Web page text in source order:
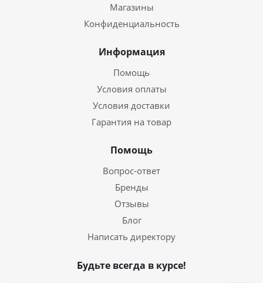
Магазины
Конфиденциальность
Информация
Помощь
Условия оплаты
Условия доставки
Гарантия на товар
Помощь
Вопрос-ответ
Бренды
Отзывы
Блог
Написать директору
Будьте всегда в курсе!